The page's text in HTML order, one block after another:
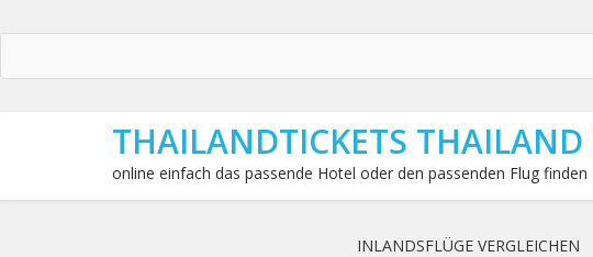
THAILANDTICKETS
online einfach das passende Hotel oder den passenden Flug finden
INLANDSFLÜGE VERGLEICHEN